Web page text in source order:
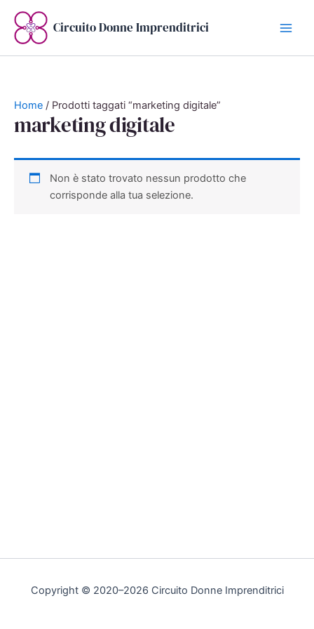
contenuto
Circuito Donne Imprenditrici
Home / Prodotti taggati “marketing digitale”
marketing digitale
Non è stato trovato nessun prodotto che
corrisponde alla tua selezione.
Copyright © 2020–2026 Circuito Donne Imprenditrici